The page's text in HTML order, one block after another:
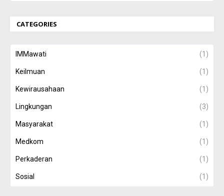
CATEGORIES
IMMawati (1)
Keilmuan (1)
Kewirausahaan (1)
Lingkungan (3)
Masyarakat (1)
Medkom (1)
Perkaderan (1)
Sosial (1)